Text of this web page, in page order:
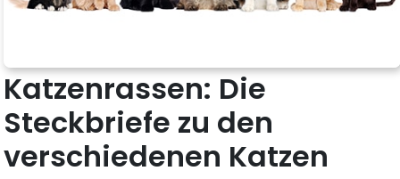
Katzenrassen: Die
Steckbriefe zu den
verschiedenen Katzen